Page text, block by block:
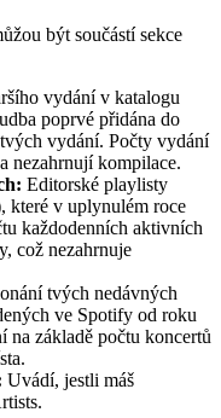
být součástí sekce
vydání v katalogu
poprvé přidána do
vydání. Počty vydání
nezahrnují kompilace.
Editorské playlisty
které v uplynulém roce
každodenních aktivních
což nezahrnuje
tvých nedávných
ve Spotify od roku
na základě počtu koncertů
Uvádí, jestli máš